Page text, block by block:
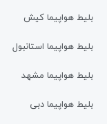
بلیط هواپیما کیش
بلیط هواپیما استانبول
بلیط هواپیما مشهد
بلیط هواپیما دبی